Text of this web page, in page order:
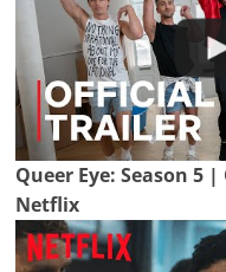
Queer Eye: Season 5
Netflix